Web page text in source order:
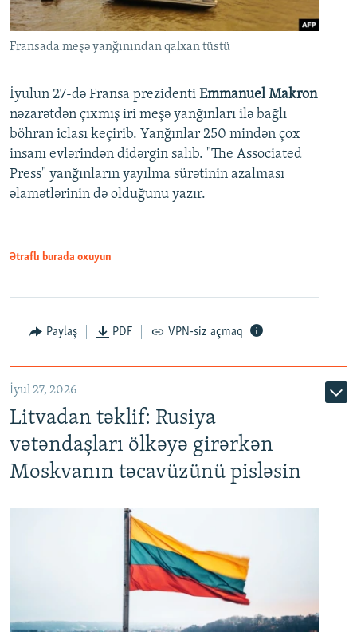
Fransada meşə yanğınından qalxan tüstü
İyulun 27-də Fransa prezidenti Emmanuel Makron
nəzarətdən çıxmış iri meşə yanğınları ilə bağlı
böhran iclası keçirib. Yanğınlar 250 mindən çox
insanı evlərindən didərgin salıb. "The Associated
Press" yanğınların yayılma sürətinin azalması
əlamətlərinin də olduğunu yazır.
Ətraflı burada oxuyun
Paylaş PDF VPN-siz açmaq
İyul 27, 2026
Litvadan təklif: Rusiya
vətəndaşları ölkəyə girərkən
Moskvanın təcavüzünü pisləsin